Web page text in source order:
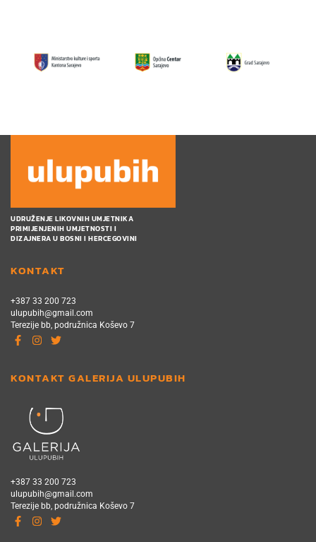
UDRUŽENJE LIKOVNIH UMJETNIKA
PRIMIJENJENIH UMJETNOSTI I
DIZAJNERA U BOSNI I HERCEGOVINI
KONTAKT
+387 33 200 723
ulupubih@gmail.com
Terezije bb, podružnica Koševo 7
KONTAKT GALERIJA ULUPUBIH
+387 33 200 723
ulupubih@gmail.com
Terezije bb, podružnica Koševo 7